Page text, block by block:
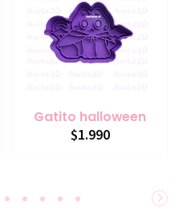
Gatito halloween
$1.990